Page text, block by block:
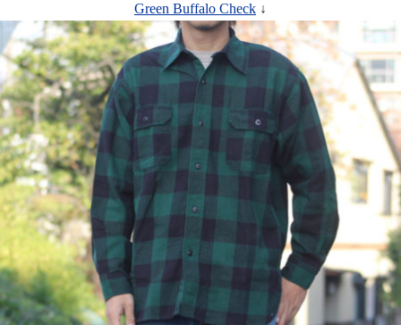
Green Buffalo Check ↓